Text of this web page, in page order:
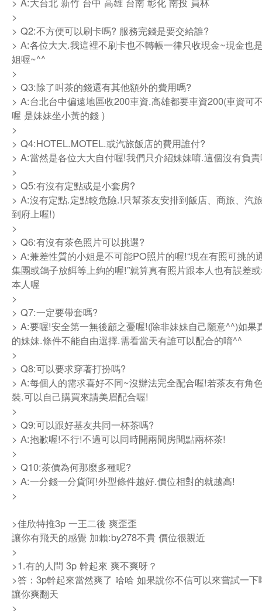
>
> Q2:不方便可以刷卡嗎? 服務完錢是要交給誰?
> A:各位大大.我這裡不刷卡也不轉帳一律只收現金~現金也
姐喔~^^
>
> Q3:除了叫茶的錢還有其他額外的費用嗎?
> A:台北台中偏遠地區收200車資.高雄都要車資200(車資可
喔 是妹妹坐小黃的錢 )
>
> Q4:HOTEL.MOTEL.或汽旅飯店的費用誰付?
> A:當然是各位大大自付喔!我們只介紹妹妹唷.這個沒有負
>
> Q5:有沒有定點或是小套房?
> A:沒有定點.定點較危險.!只幫茶友安排到飯店、商旅、汽
到府上喔!)
>
> Q6:有沒有茶色照片可以挑選?
> A:兼差性質的小姐是不可能PO照片的喔!“現在有照可挑的
集團或鴿子放餌等上鉤的喔!”就算真有照片跟本人也有誤差
本人喔
>
> Q7:一定要帶套嗎?
> A:要喔!安全第一無後顧之憂喔!(除非妹妹自己願意^^)如果
的妹妹.條件不能自由選擇.需看當天有誰可以配合的唷^^
>
> Q8:可以要求穿著打扮嗎?
> A:每個人的需求喜好不同~沒辦法完全配合喔!若茶友有角
裝.可以自己購買來請美眉配合喔!
>
> Q9:可以跟好基友共同一杯茶嗎?
> A:抱歉喔!不行!不過可以同時開兩間房間點兩杯茶!
>
> Q10:茶價為何那麼多種呢?
> A:一分錢一分貨阿!外型條件越好.價位相對的就越高!
>
>佳欣特推3p 一王二後 爽歪歪
讓你有飛天的感覺 加賴:by278不貴 價位很親近
>
>1.有的人問 3p 幹起來 爽不爽呀？
>答：3p幹起來當然爽了 哈哈 如果說你不信可以來嘗試一
讓你爽翻天
>